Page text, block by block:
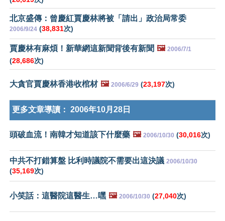
北京盛傳：曾慶紅賈慶林將被「請出」政治局常委
2006/9/24 (38,831次)
賈慶林有麻煩！新華網這新聞背後有新聞 🖼️ 2006/7/1
(28,686次)
大貪官賈慶林香港收棺材 🖼️ 2006/6/29 (23,197次)
更多文章導讀： 2006年10月28日
頭破血流！南韓才知道該下什麼藥 🖼️ 2006/10/30 (30,016次)
中共不打錯算盤 比利時議院不需要出這決議 2006/10/30
(35,169次)
小笑話：這醫院這醫生…嘿 🖼️ 2006/10/30 (27,040次)